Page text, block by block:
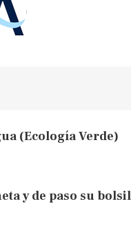
(Ecología Verde)
y de paso su